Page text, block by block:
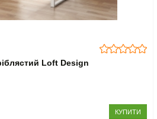
Loft Design
КУПИТИ